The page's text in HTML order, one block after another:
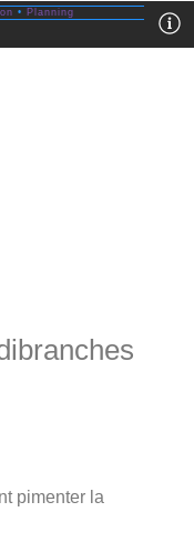
• Planning
pimenter la